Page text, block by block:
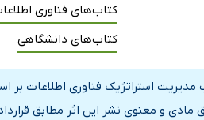
کتاب‌های فناوری
کتاب‌های دانشگاهی
مدیریت استراتژیک فناوری اطلاعات بر
مادی و معنوی نشر این اثر مطابق